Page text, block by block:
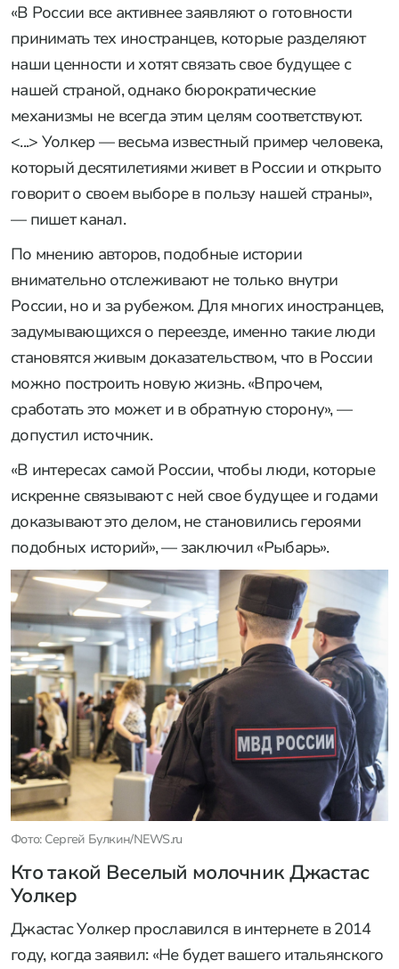
«В России все активнее заявляют о готовности
принимать тех иностранцев, которые разделяют
наши ценности и хотят связать свое будущее с
нашей страной, однако бюрократические
механизмы не всегда этим целям соответствуют.
<...> Уолкер — весьма известный пример человека,
который десятилетиями живет в России и открыто
говорит о своем выборе в пользу нашей страны»,
— пишет канал.
По мнению авторов, подобные истории
внимательно отслеживают не только внутри
России, но и за рубежом. Для многих иностранцев,
задумывающихся о переезде, именно такие люди
становятся живым доказательством, что в России
можно построить новую жизнь. «Впрочем,
сработать это может и в обратную сторону», —
допустил источник.
«В интересах самой России, чтобы люди, которые
искренне связывают с ней свое будущее и годами
доказывают это делом, не становились героями
подобных историй», — заключил «Рыбарь».
Фото: Сергей Булкин/NEWS.ru
Кто такой Веселый молочник Джастас
Уолкер
Джастас Уолкер прославился в интернете в 2014
году, когда заявил: «Не будет вашего итальянского